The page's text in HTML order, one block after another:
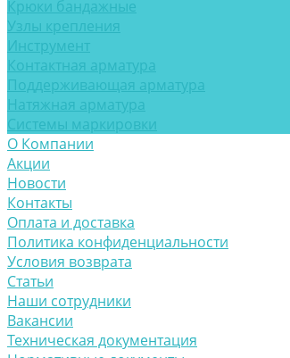
Крюки бандажные
Узлы крепления
Инструмент
Контактная арматура
Поддерживающая арматура
Натяжная арматура
Системы маркировки
О Компании
Акции
Новости
Контакты
Оплата и доставка
Политика конфиденциальности
Условия возврата
Статьи
Наши сотрудники
Вакансии
Техническая документация